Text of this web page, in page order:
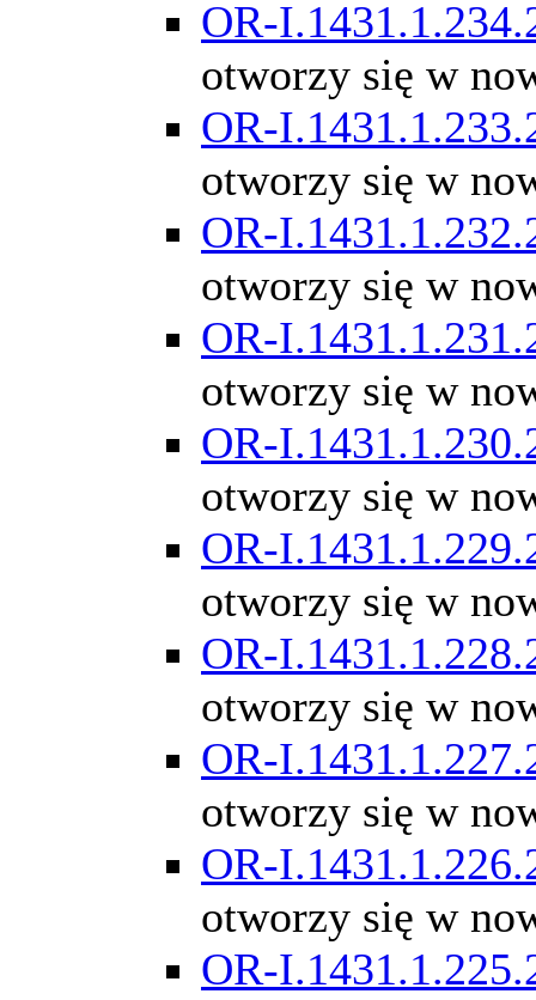
OR-
otworzy się w
OR-
otworzy się w
OR-
otworzy się w
OR-
otworzy się w
OR-
otworzy się w
OR-
otworzy się w
OR-
otworzy się w
OR-
otworzy się w
OR-
otworzy się w
OR-